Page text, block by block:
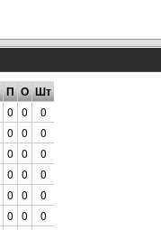
П О Шт
0 0
0
0 0
0
0 0
0
0 0
0
0 0
0
0 0
0